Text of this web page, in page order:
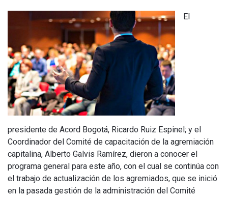
El
presidente de Acord Bogotá, Ricardo Ruiz Espinel; y el
Coordinador del Comité de capacitación de la agremiación
capitalina, Alberto Galvis Ramírez, dieron a conocer el
programa general para este año, con el cual se continúa con
el trabajo de actualización de los agremiados, que se inició
en la pasada gestión de la administración del Comité